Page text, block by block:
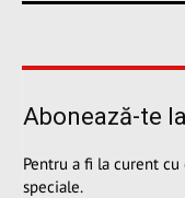
Abonează-te
Pentru a fi la curent
speciale.